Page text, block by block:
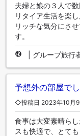
夫婦と娘の３人で
リタイア生活を楽
リッチな気分にさ
す。
グループ旅行
予想外の部屋で
◇投稿日 2023年10月
食事は大変素晴ら
スも快適で、とて